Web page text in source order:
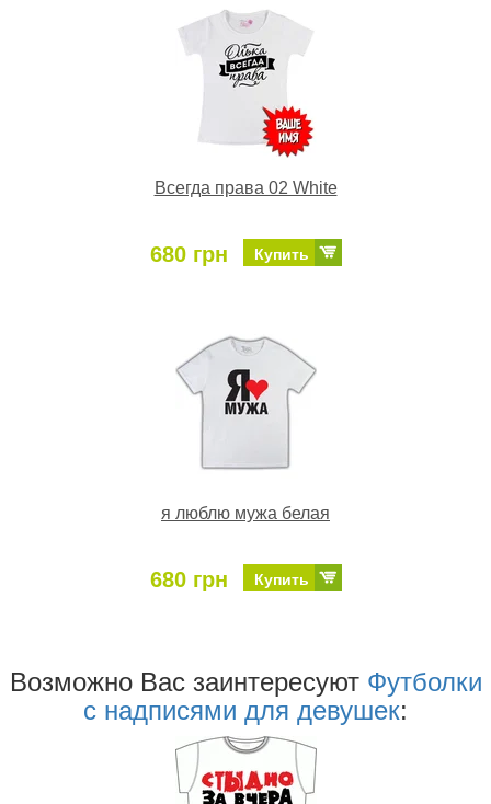
Всегда права 02 White
680 грн Купить
я люблю мужа белая
680 грн Купить
Возможно Ваc заинтересуют Футболки
с надписями для девушек: